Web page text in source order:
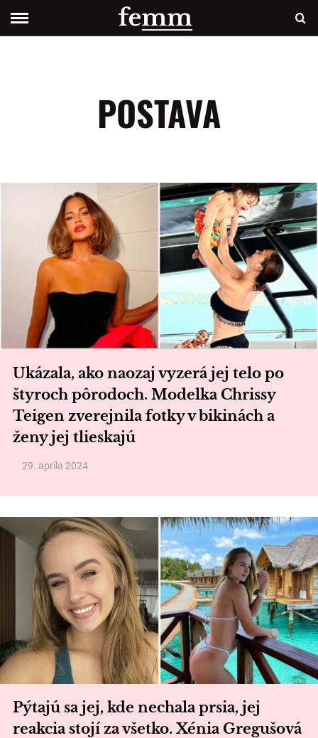
POSTAVA
Ukázala, ako naozaj vyzerá jej telo po
štyroch pôrodoch. Modelka Chrissy
Teigen zverejnila fotky v bikinách a
ženy jej tlieskajú
29. apríla 2024
Pýtajú sa jej, kde nechala prsia, jej
reakcia stojí za všetko. Xénia Gregušová